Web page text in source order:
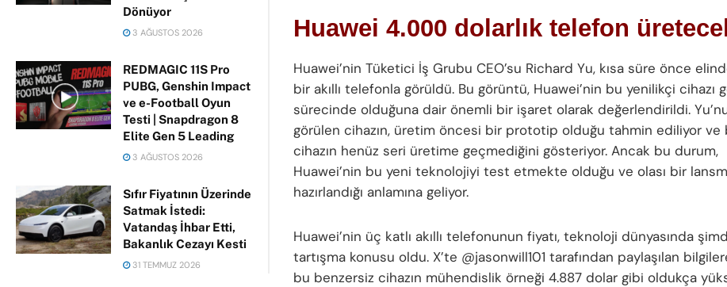
Dönüyor
3 AĞUSTOS 2026
REDMAGIC 11S Pro
PUBG, Genshin Impact
ve e-Football Oyun
Testi | Snapdragon 8
Elite Gen 5 Leading
3 AĞUSTOS 2026
Sıfır Fiyatının Üzerinde
Satmak İstedi:
Vatandaş İhbar Etti,
Bakanlık Cezayı Kesti
31 TEMMUZ 2026
Huawei 4.000 dolarlık telefon
Huawei’nin Tüketici İş Grubu CEO’su Richard Yu, kısa süre önce
bir akıllı telefonla görüldü. Bu görüntü, Huawei’nin bu yenilikçi cihazı
sürecinde olduğuna dair önemli bir işaret olarak değerlendirildi.
görülen cihazın, üretim öncesi bir prototip olduğu tahmin ediliyor ve
cihazın henüz seri üretime geçmediğini gösteriyor. Ancak bu durum,
Huawei’nin bu yeni teknolojiyi test etmekte olduğu ve olası bir
hazırlandığı anlamına geliyor.
Huawei’nin üç katlı akıllı telefonunun fiyatı, teknoloji dünyasında
tartışma konusu oldu. X’te @jasonwill101 tarafından paylaşılan
bu benzersiz cihazın mühendislik örneği 4.887 dolar gibi oldukça